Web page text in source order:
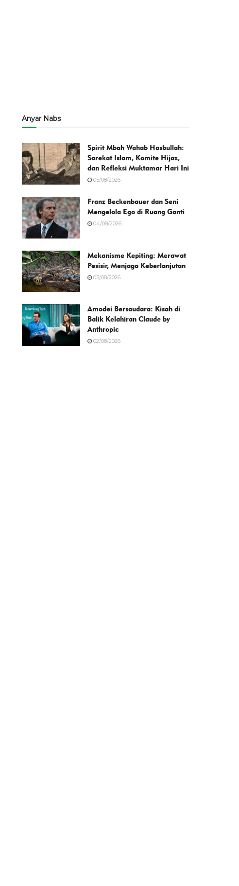
Anyar Nabs
Spirit Mbah Wahab Hasbullah:
Sarekat Islam, Komite Hijaz,
dan Refleksi Muktamar Hari Ini
05/08/2026
Franz Beckenbauer dan Seni
Mengelola Ego di Ruang Ganti
04/08/2026
Mekanisme Kepiting: Merawat
Pesisir, Menjaga Keberlanjutan
03/08/2026
Amodei Bersaudara: Kisah di
Balik Kelahiran Claude by
Anthropic
02/08/2026